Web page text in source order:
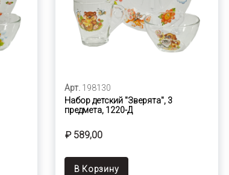
Арт. 198130
Набор детский "Зверята", 3
предмета, 1220-Д
₽ 589,00
В Корзину